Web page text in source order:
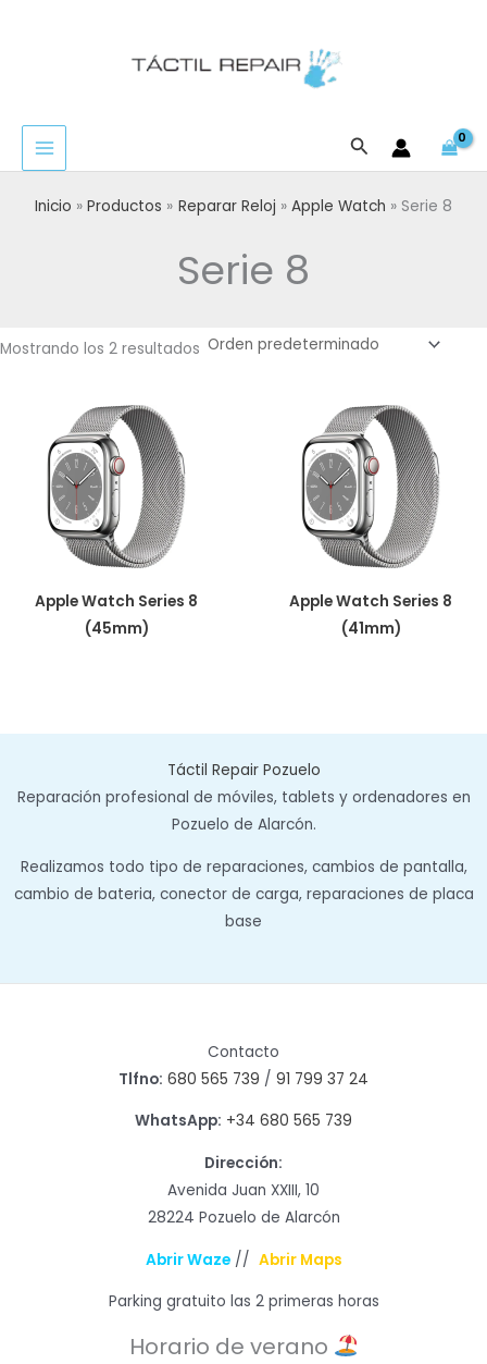
Buscar
Inicio Productos Reparar Reloj Apple Watch Serie 8
Serie 8
Mostrando los 2 resultados
Apple Watch Series 8
(45mm)
Apple Watch Series 8
(41mm)
Táctil Repair Pozuelo
Reparación profesional de móviles, tablets y ordenadores en
Pozuelo de Alarcón.
Realizamos todo tipo de reparaciones, cambios de pantalla,
cambio de bateria, conector de carga, reparaciones de placa
base
Contacto
Tlfno: 680 565 739 / 91 799 37 24
WhatsApp: +34 680 565 739
Dirección:
Avenida Juan XXIII, 10
28224 Pozuelo de Alarcón
Abrir Waze// Abrir Maps
Parking gratuito las 2 primeras horas
Horario de verano